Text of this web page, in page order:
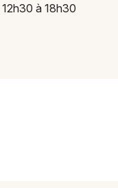
à 18h30